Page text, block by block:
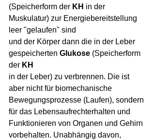
(Speicherform der KH in der
Muskulatur) zur Energiebereitstellung
leer "gelaufen" sind
und der Körper dann die in der Leber
gespeicherten Glukose (Speicherform
der KH
in der Leber) zu verbrennen. Die ist
aber nicht für biomechanische
Bewegungsprozesse (Laufen), sondern
für das Lebensaufrechterhalten und
Funktionieren von Organen und Gehirn
vorbehalten. Unabhängig davon,